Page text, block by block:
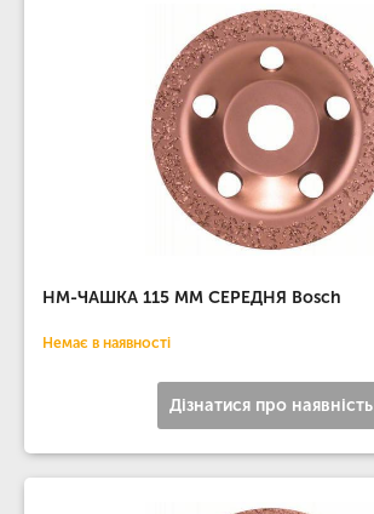
НМ-ЧАШКА 115 ММ СЕРЕДНЯ Bosch
Немає в наявності
Дізнатися про наявність